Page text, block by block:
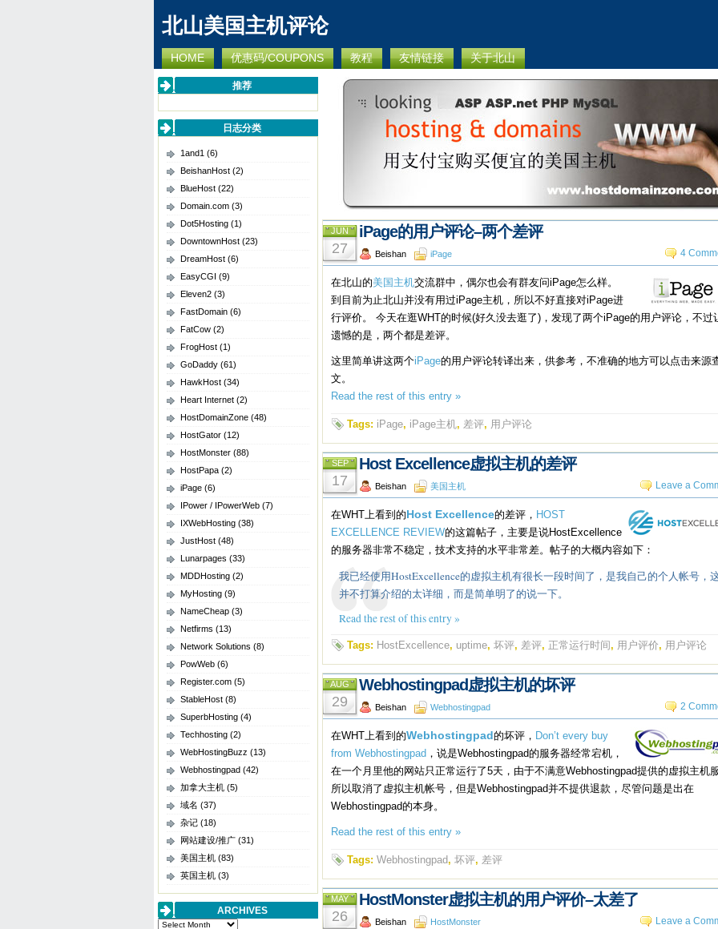
北山美国主机评论
HOME 优惠码/COUPONS 教程 友情链接 关于北山
推荐
日志分类
1and1 (6)
BeishanHost (2)
BlueHost (22)
Domain.com (3)
Dot5Hosting (1)
DowntownHost (23)
DreamHost (6)
EasyCGI (9)
Eleven2 (3)
FastDomain (6)
FatCow (2)
FrogHost (1)
GoDaddy (61)
HawkHost (34)
Heart Internet (2)
HostDomainZone (48)
HostGator (12)
HostMonster (88)
HostPapa (2)
iPage (6)
IPower / IPowerWeb (7)
IXWebHosting (38)
JustHost (48)
Lunarpages (33)
MDDHosting (2)
MyHosting (9)
NameCheap (3)
Netfirms (13)
Network Solutions (8)
PowWeb (6)
Register.com (5)
StableHost (8)
SuperbHosting (4)
Techhosting (2)
WebHostingBuzz (13)
Webhostingpad (42)
加拿大主机 (5)
域名 (37)
杂记 (18)
网站建设/推广 (31)
美国主机 (83)
英国主机 (3)
ARCHIVES
Archives
JUN
27
iPage的用户评论–两个差评
Beishan iPage 4
在北山的美国主机交流群中，偶尔也会有群友问iPage怎么样。
到目前为止北山并没有用过iPage主机，所以不好直接对iPage进
行评价。 今天在逛WHT的时候(好久没去逛了)，发现了两个iPage的用户评论，不过
遗憾的是，两个都是差评。
这里简单讲这两个iPage的用户评论转译出来，供参考，不准确的地方可以点击来源
文。
Read the rest of this entry »
Tags: iPage, iPage主机, 差评, 用户评论
SEP
17
Host Excellence虚拟主机的差评
Beishan 美国主机 Leave a
在WHT上看到的 Host Excellence的差评， HOST
EXCELLENCE REVIEW的这篇帖子，主要是说HostExcellence
的服务器非常不稳定，技术支持的水平非常差。帖子的大概内容如下：
我已经使用HostExcellence的虚拟主机有很长一段时间了，是我自己的个人帐号，
并不打算介绍的太详细，而是简单明了的说一下。
Read the rest of this entry »
Tags: HostExcellence, uptime, 坏评, 差评, 正常运行时间, 用户评价, 用户评论
AUG
29
Webhostingpad虚拟主机的坏评
Beishan Webhostingpad 2
在WHT上看到的Webhostingpad 的坏评， Don’t every buy
from Webhostingpad ，说是Webhostingpad的服务器经常宕机，
在一个月里他的网站只正常运行了5天，由于不满意Webhostingpad提供的虚拟主机
所以取消了虚拟主机帐号，但是Webhostingpad并不提供退款，尽管问题是出在
Webhostingpad的本身。
Read the rest of this entry »
Tags: Webhostingpad, 坏评, 差评
MAY
26
HostMonster虚拟主机的用户评价–太差了
Beishan HostMonster Leave a